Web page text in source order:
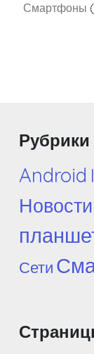
Смартфоны
Рубрики
Android
Новости
Сети